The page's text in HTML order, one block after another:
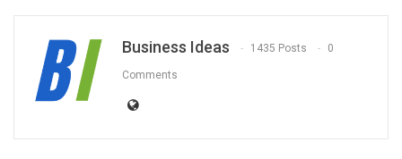
Business Ideas 1435 Posts 0
Comments